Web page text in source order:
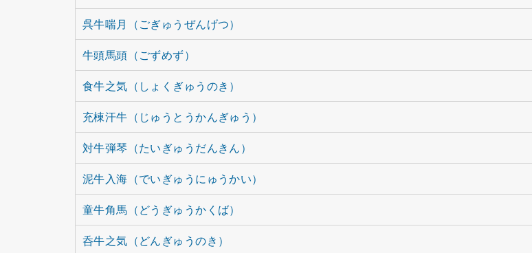
呉牛喘月（ごぎゅうぜんげつ）
牛頭馬頭（ごずめず）
食牛之気（しょくぎゅうのき）
充棟汗牛（じゅうとうかんぎゅう）
対牛弾琴（たいぎゅうだんきん）
泥牛入海（でいぎゅうにゅうかい）
童牛角馬（どうぎゅうかくば）
呑牛之気（どんぎゅうのき）